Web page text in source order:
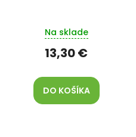
Na sklade
13,30 €
DO KOŠÍKA